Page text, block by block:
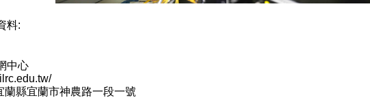
料:
中心
蘭縣宜蘭市神農路一段一號